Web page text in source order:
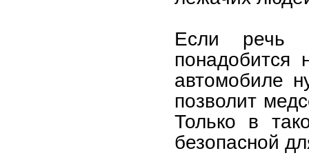
Если речь
понадобится
автомобиле
позволит
Только в
безопасной